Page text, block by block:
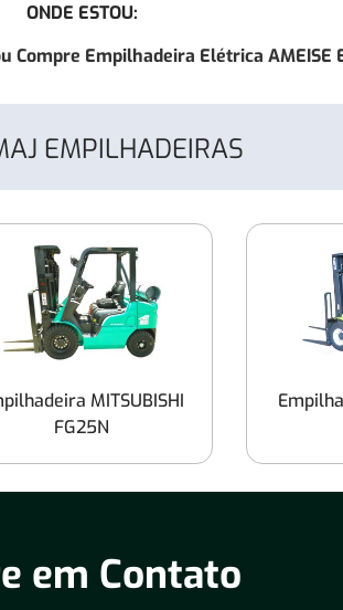
ONDE ESTOU:
Compre Empilhadeira Elétrica AMEISE
EMPILHADEIRAS
MITSUBISHI
FG25N
em Contato